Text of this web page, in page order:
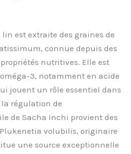
lin est extraite des graines de
connue depuis des
nutritives. Elle est
3, notamment en acide
jouent un rôle essentiel dans
régulation de
de Sacha Inchi provient des
volubilis, originaire
une source exceptionnelle